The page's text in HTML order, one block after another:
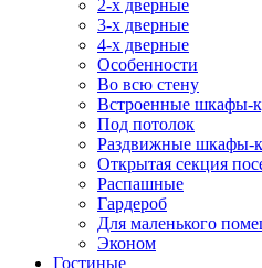
2-х дверные
3-х дверные
4-х дверные
Особенности
Во всю стену
Встроенные шкафы-
Под потолок
Раздвижные шкафы-
Открытая секция
Распашные
Гардероб
Для маленького
Эконом
Гостиные